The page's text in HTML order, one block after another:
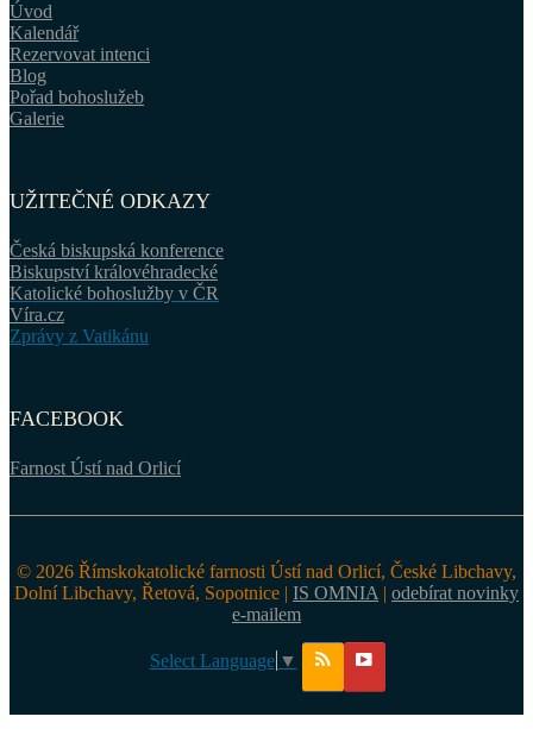
Úvod
Kalendář
Rezervovat intenci
Blog
Pořad bohoslužeb
Galerie
UŽITEČNÉ ODKAZY
Česká biskupská konference
Biskupství královéhradecké
Katolické bohoslužby v ČR
Víra.cz
Zprávy z Vatikánu
FACEBOOK
Farnost Ústí nad Orlicí
© 2026 Římskokatolické farnosti Ústí nad Orlicí, České Libchavy,
Dolní Libchavy, Řetová, Sopotnice | IS OMNIA | odebírat novinky
e-mailem
Select Language ▼